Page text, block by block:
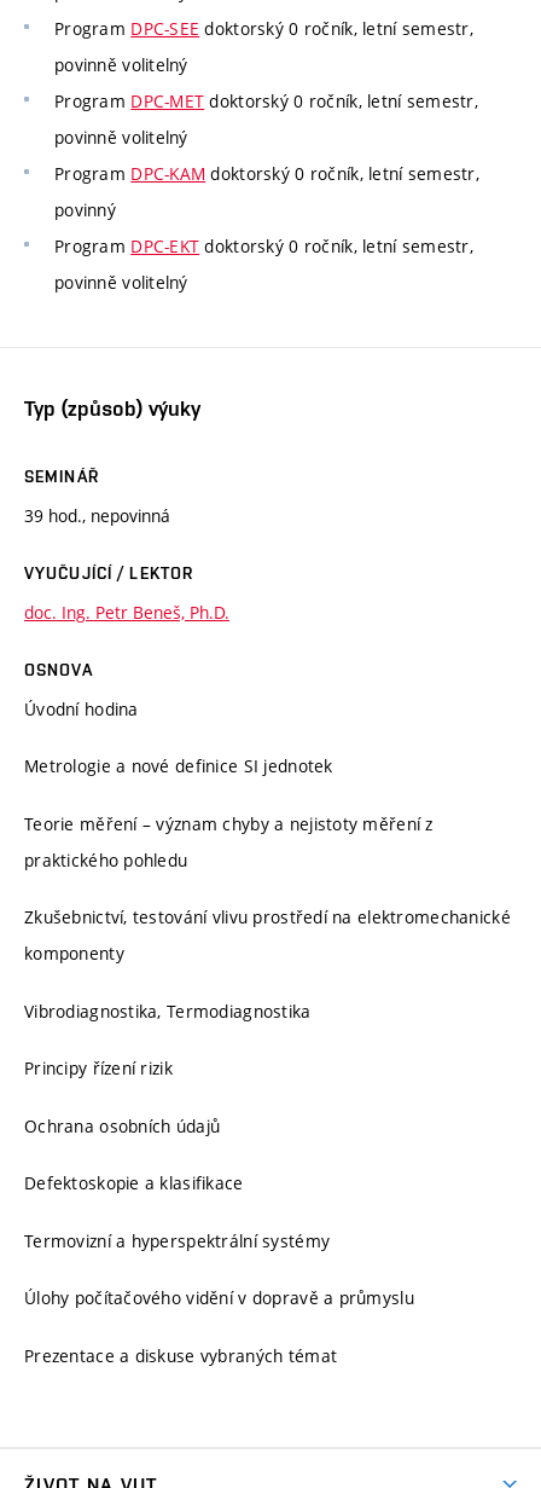
Program DPC-SEE doktorský 0 ročník, letní semestr,
povinně volitelný
Program DPC-MET doktorský 0 ročník, letní semestr,
povinně volitelný
Program DPC-KAM doktorský 0 ročník, letní semestr,
povinný
Program DPC-EKT doktorský 0 ročník, letní semestr,
povinně volitelný
Typ (způsob) výuky
SEMINÁŘ
39 hod., nepovinná
VYUČUJÍCÍ / LEKTOR
doc. Ing. Petr Beneš, Ph.D.
OSNOVA
Úvodní hodina
Metrologie a nové definice SI jednotek
Teorie měření – význam chyby a nejistoty měření z
praktického pohledu
Zkušebnictví, testování vlivu prostředí na elektromechanické
komponenty
Vibrodiagnostika, Termodiagnostika
Principy řízení rizik
Ochrana osobních údajů
Defektoskopie a klasifikace
Termovizní a hyperspektrální systémy
Úlohy počítačového vidění v dopravě a průmyslu
Prezentace a diskuse vybraných témat